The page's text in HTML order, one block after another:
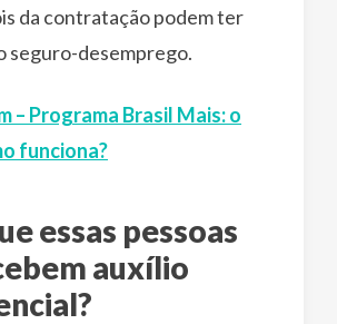
da contratação podem ter
seguro-desemprego.
– Programa Brasil Mais: o
funciona?
essas pessoas
auxílio